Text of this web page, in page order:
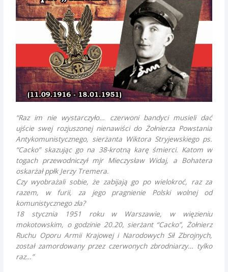
“Raz im nie wystarczyło… czerwoni bandyci musieli dać
ujście swej rozjuszonej nienawiści do Żołnierza Powstania
Antykomunistycznego, sierżanta Wiktora Stryjewskiego ps.
“Cacko” skazując go na 38-krotną karę śmierci. Katom w
togach przewodniczył mjr Mieczysław Widaj, a Bohatera
oskarżał ppłk Jerzy Tremera.
Czy wyobrażali sobie, że zabijają go po wielokroć, raz za
razem, w furii, za jego pragnienie Polski wolnej od
komunistycznego zła?
18 stycznia 1951 roku w Warszawie, w więzieniu
mokotowskim, o godzinie 20.20, sierżant “Cacko”, Żołnierz
Ruchu Oporu Armii Krajowej i Narodowych Sił Zbrojnych,
został zamordowany przez czerwonych zbrodniarzy… tylko
raz…”